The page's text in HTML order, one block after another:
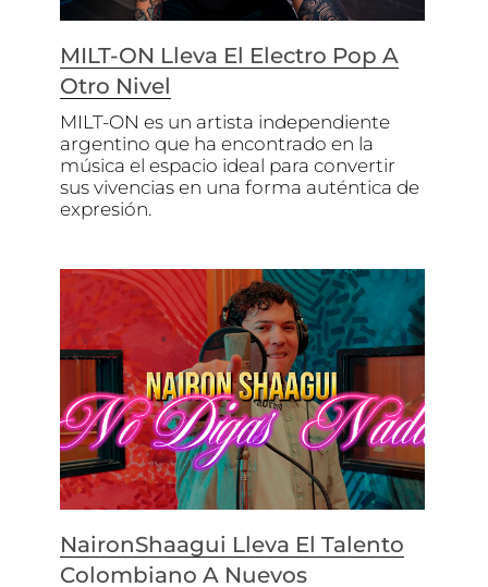
MILT-ON Lleva El Electro Pop A
Otro Nivel
MILT-ON es un artista independiente
argentino que ha encontrado en la
música el espacio ideal para convertir
sus vivencias en una forma auténtica de
expresión.
NaironShaagui Lleva El Talento
Colombiano A Nuevos